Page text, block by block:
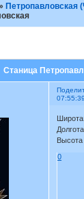
Петропавловская
Станица
07:55:39
0